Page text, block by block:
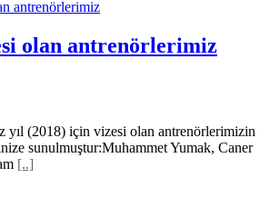
olan antrenörlerimiz
yıl (2018) için vizesi olan antrenörlerimizin
sunulmuştur:Muhammet Yumak, Caner
[..]